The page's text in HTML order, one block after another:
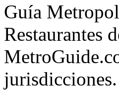
Guía
Restaurantes
jurisdicciones.